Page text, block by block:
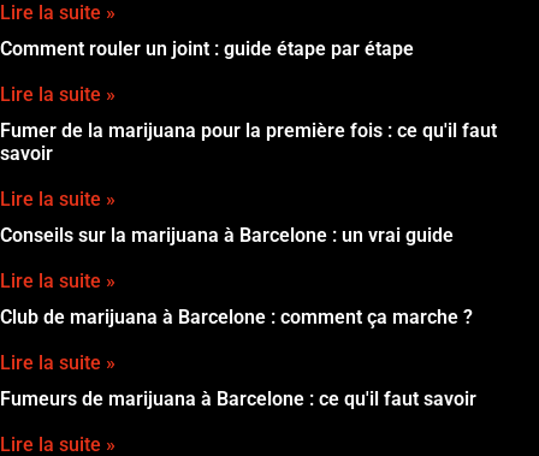
Lire la suite »
Comment rouler un joint : guide étape par étape
Lire la suite »
Fumer de la marijuana pour la première fois : ce qu'il faut
savoir
Lire la suite »
Conseils sur la marijuana à Barcelone : un vrai guide
Lire la suite »
Club de marijuana à Barcelone : comment ça marche ?
Lire la suite »
Fumeurs de marijuana à Barcelone : ce qu'il faut savoir
Lire la suite »